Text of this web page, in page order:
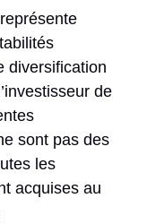
diversification
de
sont pas des
les
acquises au